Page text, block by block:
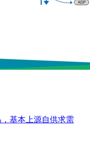
基本上源自供求需